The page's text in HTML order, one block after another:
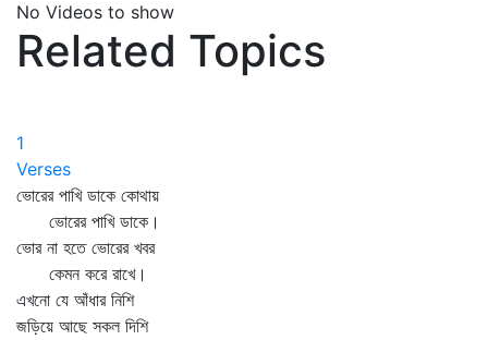
No Videos to show
Related Topics
1
Verses
ভোরের পাখি ডাকে কোথায়
ভোরের পাখি ডাকে।
ভোর না হতে ভোরের খবর
কেমন করে রাখে।
এখনো যে আঁধার নিশি
জড়িয়ে আছে সকল দিশি